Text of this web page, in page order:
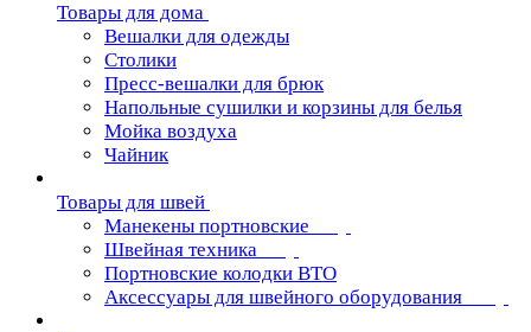
Товары для дома
Вешалки для одежды
Столики
Пресс-вешалки для брюк
Напольные сушилки и корзины для белья
Мойка воздуха
Чайник
Товары для швей
Манекены портновские
Швейная техника
Портновские колодки ВТО
Аксессуары для швейного оборудования